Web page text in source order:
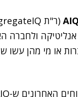
AIQ
ולחברה
או מי מהן עשו